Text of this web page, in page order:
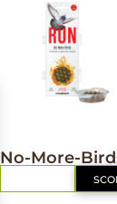
No-More-